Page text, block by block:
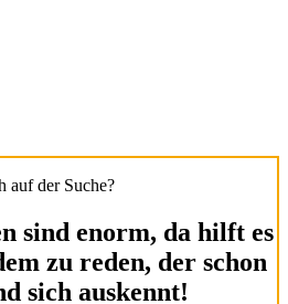
auf der Suche?
sind enorm, da hilft es
zu reden, der schon
sich auskennt!